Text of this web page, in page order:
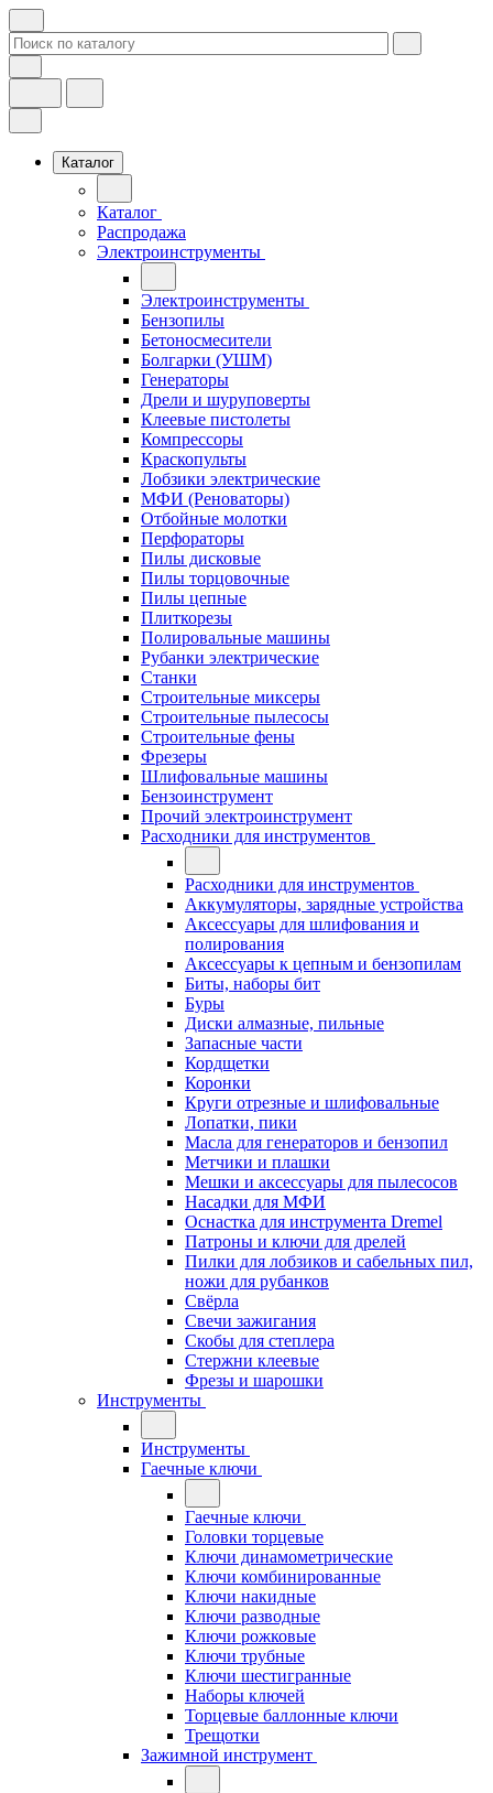
Каталог
Каталог
Распродажа
Электроинструменты
Электроинструменты
Бензопилы
Бетоносмесители
Болгарки (УШМ)
Генераторы
Дрели и шуруповерты
Клеевые пистолеты
Компрессоры
Краскопульты
Лобзики электрические
МФИ (Реноваторы)
Отбойные молотки
Перфораторы
Пилы дисковые
Пилы торцовочные
Пилы цепные
Плиткорезы
Полировальные машины
Рубанки электрические
Станки
Строительные миксеры
Строительные пылесосы
Строительные фены
Фрезеры
Шлифовальные машины
Бензоинструмент
Прочий электроинструмент
Расходники для инструментов
Расходники для инструментов
Аккумуляторы, зарядные устройства
Аксессуары для шлифования и
полирования
Аксессуары к цепным и бензопилам
Биты, наборы бит
Буры
Диски алмазные, пильные
Запасные части
Кордщетки
Коронки
Круги отрезные и шлифовальные
Лопатки, пики
Масла для генераторов и бензопил
Метчики и плашки
Мешки и аксессуары для пылесосов
Насадки для МФИ
Оснастка для инструмента Dremel
Патроны и ключи для дрелей
Пилки для лобзиков и сабельных пил,
ножи для рубанков
Свёрла
Свечи зажигания
Скобы для степлера
Стержни клеевые
Фрезы и шарошки
Инструменты
Инструменты
Гаечные ключи
Гаечные ключи
Головки торцевые
Ключи динамометрические
Ключи комбинированные
Ключи накидные
Ключи разводные
Ключи рожковые
Ключи трубные
Ключи шестигранные
Наборы ключей
Торцевые баллонные ключи
Трещотки
Зажимной инструмент